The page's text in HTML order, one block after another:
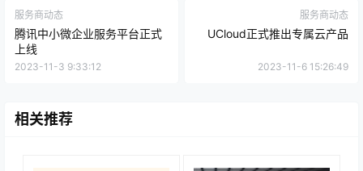
服务商动态
腾讯中小微企业服务平台正式
上线
2023-11-3 9:33:12
服务商动态
UCloud正式推出专属云产品
2023-11-6 15:26:49
相关推荐